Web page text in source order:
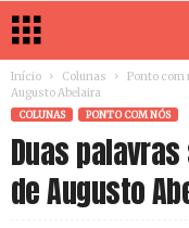
Início Colunas Ponto com
Augusto Abelaira
COLUNAS PONTO COM NÓS
Duas
de Augusto